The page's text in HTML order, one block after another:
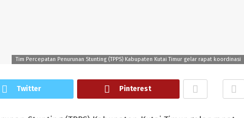
Tim Percepatan Penurunan Stunting (TPPS) Kabupaten Kutai Timur gelar rapat koordinasi
Twitter Pinterest